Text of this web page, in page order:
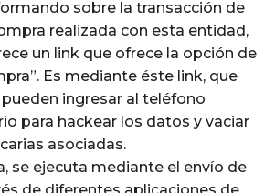
sobre la transacción de
realizada con esta entidad,
un link que ofrece la opción de
Es mediante éste link, que
ingresar al teléfono
para hackear los datos y vaciar
asociadas.
se ejecuta mediante el envío de